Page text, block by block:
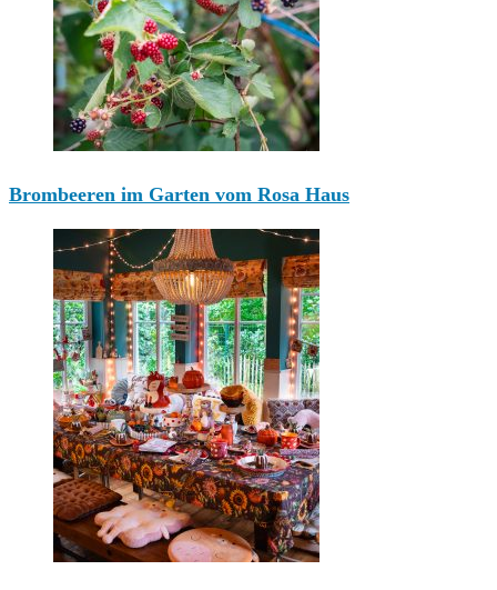
Brombeeren im Garten vom Rosa Haus